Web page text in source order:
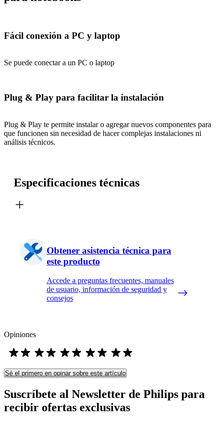
Fácil conexión a PC y laptop
Se puede conectar a un PC o laptop
Plug & Play para facilitar la instalación
Plug & Play te permite instalar o agregar nuevos componentes para
que funcionen sin necesidad de hacer complejas instalaciones ni
análisis técnicos.
Especificaciones técnicas
Obtener asistencia técnica para
este producto
Accede a preguntas frecuentes, manuales
de usuario, información de seguridad y
consejos
Opiniones
Sé el primero en opinar sobre este artículo
Suscríbete al Newsletter de Philips para
recibir ofertas exclusivas